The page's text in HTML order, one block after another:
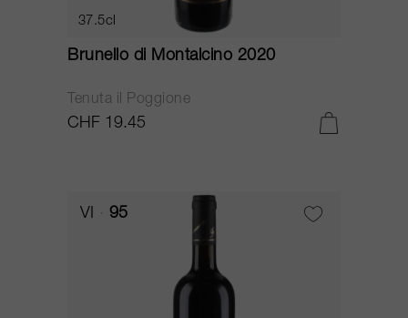
37.5cl
Brunello di Montalcino 2020
Tenuta il Poggione
CHF 19.45
VI 95